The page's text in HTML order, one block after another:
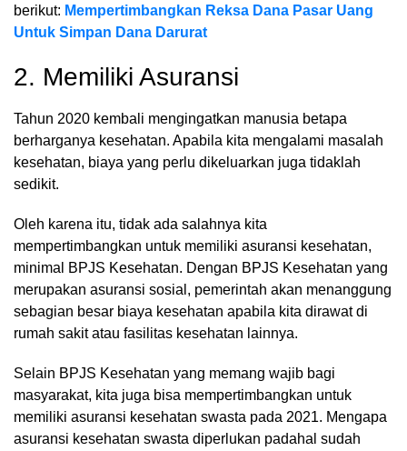
berikut: Mempertimbangkan Reksa Dana Pasar Uang
Untuk Simpan Dana Darurat
2. Memiliki Asuransi
Tahun 2020 kembali mengingatkan manusia betapa
berharganya kesehatan. Apabila kita mengalami masalah
kesehatan, biaya yang perlu dikeluarkan juga tidaklah
sedikit.
Oleh karena itu, tidak ada salahnya kita
mempertimbangkan untuk memiliki asuransi kesehatan,
minimal BPJS Kesehatan. Dengan BPJS Kesehatan yang
merupakan asuransi sosial, pemerintah akan menanggung
sebagian besar biaya kesehatan apabila kita dirawat di
rumah sakit atau fasilitas kesehatan lainnya.
Selain BPJS Kesehatan yang memang wajib bagi
masyarakat, kita juga bisa mempertimbangkan untuk
memiliki asuransi kesehatan swasta pada 2021. Mengapa
asuransi kesehatan swasta diperlukan padahal sudah